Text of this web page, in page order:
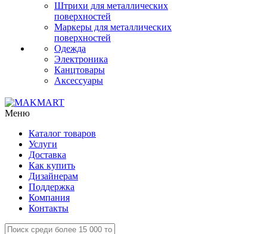
Штрихи для металлических
поверхностей
Маркеры для металлических
поверхностей
Одежда
Электроника
Канцтовары
Аксессуары
Меню
Каталог товаров
Услуги
Доставка
Как купить
Дизайнерам
Поддержка
Компания
Контакты